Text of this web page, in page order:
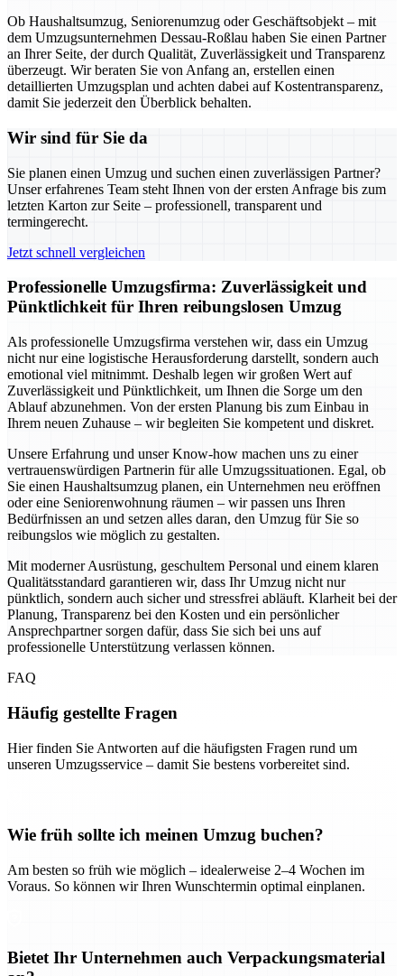
Ob Haushaltsumzug, Seniorenumzug oder Geschäftsobjekt – mit
dem Umzugsunternehmen Dessau-Roßlau haben Sie einen Partner
an Ihrer Seite, der durch Qualität, Zuverlässigkeit und Transparenz
überzeugt. Wir beraten Sie von Anfang an, erstellen einen
detaillierten Umzugsplan und achten dabei auf Kostentransparenz,
damit Sie jederzeit den Überblick behalten.
Wir sind für Sie da
Sie planen einen Umzug und suchen einen zuverlässigen Partner?
Unser erfahrenes Team steht Ihnen von der ersten Anfrage bis zum
letzten Karton zur Seite – professionell, transparent und
termingerecht.
Jetzt schnell vergleichen
Professionelle Umzugsfirma: Zuverlässigkeit und
Pünktlichkeit für Ihren reibungslosen Umzug
Als professionelle Umzugsfirma verstehen wir, dass ein Umzug
nicht nur eine logistische Herausforderung darstellt, sondern auch
emotional viel mitnimmt. Deshalb legen wir großen Wert auf
Zuverlässigkeit und Pünktlichkeit, um Ihnen die Sorge um den
Ablauf abzunehmen. Von der ersten Planung bis zum Einbau in
Ihrem neuen Zuhause – wir begleiten Sie kompetent und diskret.
Unsere Erfahrung und unser Know-how machen uns zu einer
vertrauenswürdigen Partnerin für alle Umzugssituationen. Egal, ob
Sie einen Haushaltsumzug planen, ein Unternehmen neu eröffnen
oder eine Seniorenwohnung räumen – wir passen uns Ihren
Bedürfnissen an und setzen alles daran, den Umzug für Sie so
reibungslos wie möglich zu gestalten.
Mit moderner Ausrüstung, geschultem Personal und einem klaren
Qualitätsstandard garantieren wir, dass Ihr Umzug nicht nur
pünktlich, sondern auch sicher und stressfrei abläuft. Klarheit bei der
Planung, Transparenz bei den Kosten und ein persönlicher
Ansprechpartner sorgen dafür, dass Sie sich bei uns auf
professionelle Unterstützung verlassen können.
FAQ
Häufig gestellte Fragen
Hier finden Sie Antworten auf die häufigsten Fragen rund um
unseren Umzugsservice – damit Sie bestens vorbereitet sind.
Wie früh sollte ich meinen Umzug buchen?
Am besten so früh wie möglich – idealerweise 2–4 Wochen im
Voraus. So können wir Ihren Wunschtermin optimal einplanen.
Bietet Ihr Unternehmen auch Verpackungsmaterial